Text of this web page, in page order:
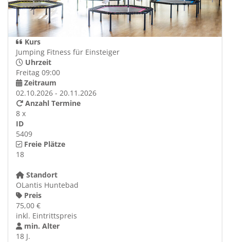
Kurs
Jumping Fitness für Einsteiger
Uhrzeit
Freitag 09:00
Zeitraum
02.10.2026 - 20.11.2026
Anzahl Termine
8 x
ID
5409
Freie Plätze
18
Standort
OLantis Huntebad
Preis
75,00 €
inkl. Eintrittspreis
min. Alter
18 J.